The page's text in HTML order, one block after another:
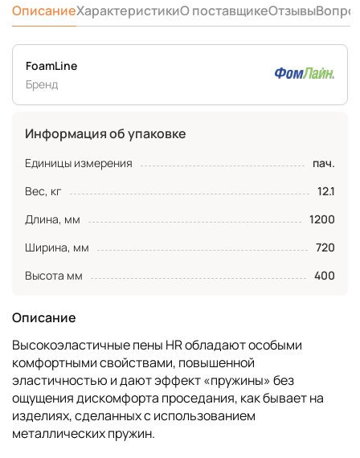
ОписаниеХарактеристикиО поставщикеОтзывы
Описание
Высокоэластичные пены HR обладают особыми
комфортными свойствами, повышенной
эластичностью и дают эффект «пружины» без
ощущения дискомфорта проседания, как бывает на
изделиях, сделанных с использованием
металлических пружин.
FoamLine
Бренд
Информация об упаковке
Единицы измерения
пач.
Вес, кг
12.1
Длина, мм
1200
Ширина, мм
720
Высота мм
400